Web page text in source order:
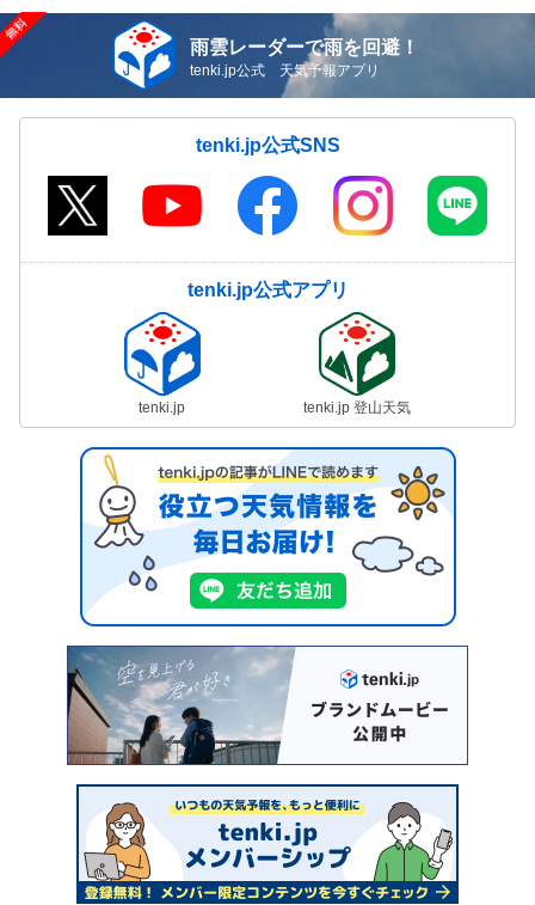
雨雲レーダーで雨を回避！
tenki.jp公式 天気予報アプリ
tenki.jp公式SNS
tenki.jp公式アプリ
tenki.jp tenki.jp 登山天気